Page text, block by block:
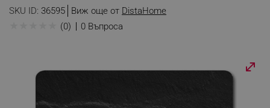
SKU ID: 36595 Виж още от DistaHome
(0) 0 Въпроса